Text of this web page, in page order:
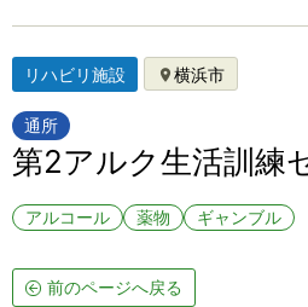
リハビリ施設 横浜市
通所
第2アルク生活訓練
アルコール 薬物 ギャンブル
前のページへ戻る